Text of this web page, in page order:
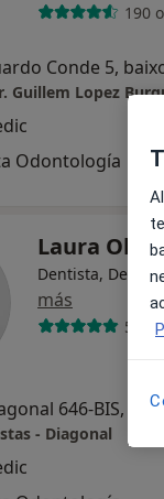
190
Odontología
Laura
Dentista,
más
51
646-BIS,
- Diagonal